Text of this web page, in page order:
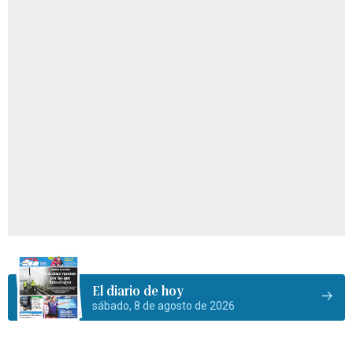
El diario de hoy
sábado, 8 de agosto de 2026